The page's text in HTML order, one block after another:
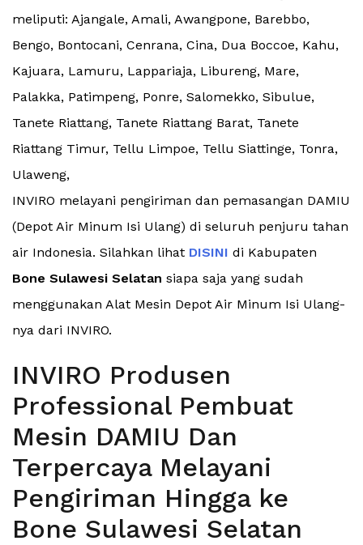
meliputi: Ajangale, Amali, Awangpone, Barebbo,
Bengo, Bontocani, Cenrana, Cina, Dua Boccoe, Kahu,
Kajuara, Lamuru, Lappariaja, Libureng, Mare,
Palakka, Patimpeng, Ponre, Salomekko, Sibulue,
Tanete Riattang, Tanete Riattang Barat, Tanete
Riattang Timur, Tellu Limpoe, Tellu Siattinge, Tonra,
Ulaweng,
INVIRO melayani pengiriman dan pemasangan DAMIU
(Depot Air Minum Isi Ulang) di seluruh penjuru tahan
air Indonesia. Silahkan lihat DISINI di Kabupaten
Bone Sulawesi Selatan siapa saja yang sudah
menggunakan Alat Mesin Depot Air Minum Isi Ulang-
nya dari INVIRO.
INVIRO Produsen
Professional Pembuat
Mesin DAMIU Dan
Terpercaya Melayani
Pengiriman Hingga ke
Bone Sulawesi Selatan